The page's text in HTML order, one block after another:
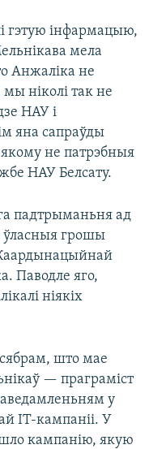
гэтую інфармацыю,
мела
Анжаліка не
ніколі так не
НАУ і
яна сапраўды
не патрэбныя
НАУ Белсату.
падтрыманьня ад
ўласныя грошы
Паводле яго,
ніякіх
што мае
— праграміст
у
IT-кампаніі. У
кампанію, якую